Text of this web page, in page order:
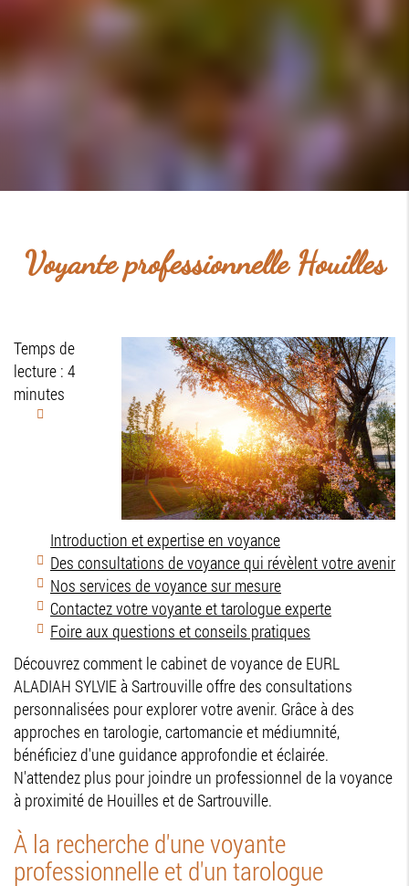
Voyante professionnelle Houilles
Temps de
lecture : 4
minutes
Introduction et expertise en voyance
Des consultations de voyance qui révèlent votre avenir
Nos services de voyance sur mesure
Contactez votre voyante et tarologue experte
Foire aux questions et conseils pratiques
Découvrez comment le cabinet de voyance de EURL
ALADIAH SYLVIE à Sartrouville offre des consultations
personnalisées pour explorer votre avenir. Grâce à des
approches en tarologie, cartomancie et médiumnité,
bénéficiez d'une guidance approfondie et éclairée.
N'attendez plus pour joindre un professionnel de la voyance
à proximité de Houilles et de Sartrouville.
À la recherche d'une voyante
professionnelle et d'un tarologue